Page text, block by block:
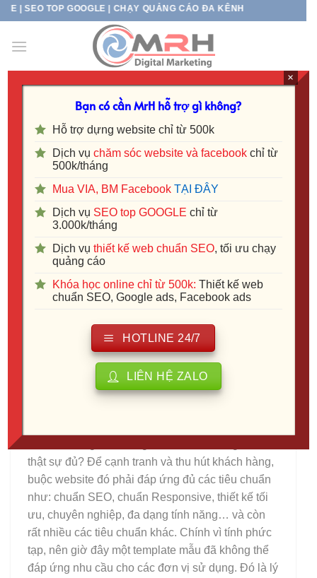
Skip
content
GOOGLE | CHẠY QUẢNG CÁO ĐA KÊNH
DỊCH VỤ
Thiết kế web TMĐT Hà Nội –
Website bán hàng chuẩn SEO
thật sự đủ? Để cạnh tranh và thu hút khách hàng,
buộc website đó phải đáp ứng đủ các tiêu chuẩn
như: chuẩn SEO, chuẩn Responsive, thiết kế tối
ưu, chuyên nghiệp, đa dạng tính năng… và còn
rất nhiều các tiêu chuẩn khác. Chính vì tính phức
tạp, nên giờ đây một template mẫu đã không thể
đáp ứng nhu cầu cho các đơn vị sử dụng. Đó là lý
Bạn có cần MrH hỗ trợ gì không?
Hỗ trợ dựng website chỉ từ 500k
Dịch vụ chăm sóc website và facebookchỉ từ
500k/tháng
Mua VIA, BM Facebook TẠI ĐÂY
Dịch vụ SEO top GOOGLE chỉ từ
3.000k/tháng
Dịch vụ thiết kế web chuẩn SEO, tối ưu chạy
quảng cáo
Khóa học online chỉ từ 500k: Thiết kế web
chuẩn SEO, Google ads, Facebook ads
HOTLINE 24/7
LIÊN HỆ ZALO
×